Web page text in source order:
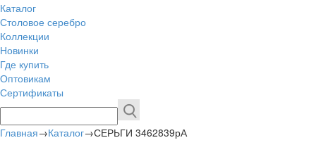
Каталог
Столовое серебро
Коллекции
Новинки
Где купить
Оптовикам
Сертификаты
Главная→Каталог→СЕРЬГИ 3462839рА